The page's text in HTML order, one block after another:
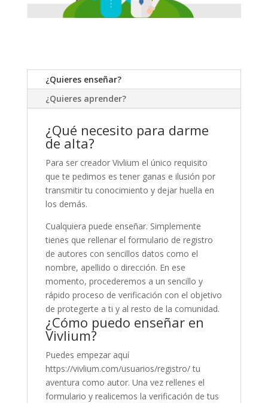
¿Quieres enseñar?
¿Quieres aprender?
¿Qué necesito para darme
de alta?
Para ser creador Vivlium el único requisito
que te pedimos es tener ganas e ilusión por
transmitir tu conocimiento y dejar huella en
los demás.
Cualquiera puede enseñar. Simplemente
tienes que rellenar el formulario de registro
de autores con sencillos datos como el
nombre, apellido o dirección. En ese
momento, procederemos a un sencillo y
rápido proceso de verificación con el objetivo
de protegerte a ti y al resto de la comunidad.
¿Cómo puedo enseñar en
Vivlium?
Puedes empezar aquí
https://vivlium.com/usuarios/registro/ tu
aventura como autor. Una vez rellenes el
formulario y realicemos la verificación de tus